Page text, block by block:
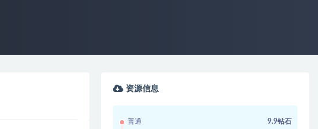
资源信息
普通 9.9钻石